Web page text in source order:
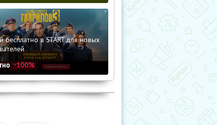
бесплатно в START для новых
-100%